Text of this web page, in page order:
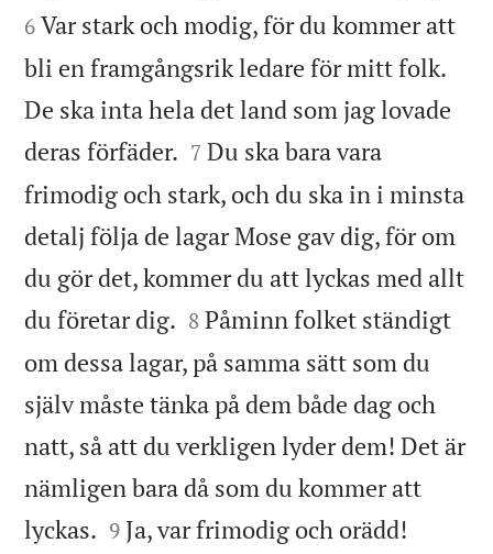
6 Var stark och modig, för du kommer att
bli en framgångsrik ledare för mitt folk.
De ska inta hela det land som jag lovade
deras förfäder. 

7 Du ska bara vara
frimodig och stark, och du ska in i minsta
detalj följa de lagar Mose gav dig, för om
du gör det, kommer du att lyckas med allt
du företar dig. 

8 Påminn folket ständigt
om dessa lagar, på samma sätt som du
själv måste tänka på dem både dag och
natt, så att du verkligen lyder dem! Det är
nämligen bara då som du kommer att
lyckas. 

9 Ja, var frimodig och orädd!